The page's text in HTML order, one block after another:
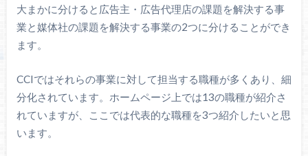
大まかに分けると広告主・広告代理店の課題を解決する事
業と媒体社の課題を解決する事業の2つに分けることができ
ます。
CCIではそれらの事業に対して担当する職種が多くあり、細
分化されています。ホームページ上では13の職種が紹介さ
れていますが、ここでは代表的な職種を3つ紹介したいと思
います。